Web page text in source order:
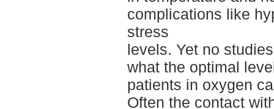
complications like
stress
levels. Yet no
what the optimal
patients in oxygen
Often the contact